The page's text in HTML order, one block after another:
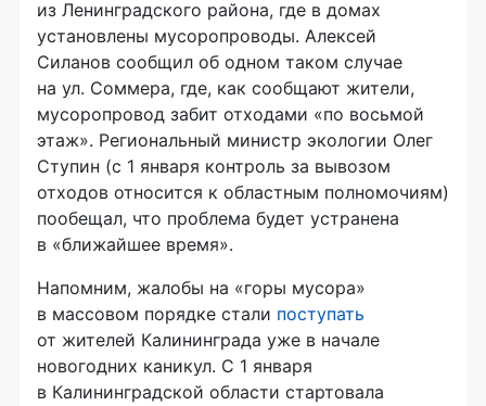
из Ленинградского района, где в домах
установлены мусоропроводы. Алексей
Силанов сообщил об одном таком случае
на ул. Соммера, где, как сообщают жители,
мусоропровод забит отходами «по восьмой
этаж». Региональный министр экологии Олег
Ступин (с 1 января контроль за вывозом
отходов относится к областным полномочиям)
пообещал, что проблема будет устранена
в «ближайшее время».
Напомним, жалобы на «горы мусора»
в массовом порядке стали поступать
от жителей Калининграда уже в начале
новогодних каникул. С 1 января
в Калининградской области стартовала